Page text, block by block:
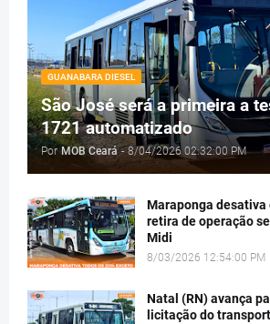
GUANABARA DIESEL
São José será a primeira a
1721 automatizado
Por MOB Ceará - 8/04/2026 02:32:00 PM
Maraponga desativa
retira de operação
Midi
8/03/2026 12:54:00 PM
Natal (RN) avança
licitação do